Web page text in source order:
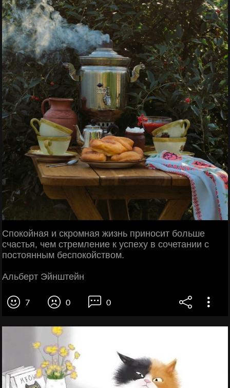
Спокойная и скромная жизнь приносит больше
счастья, чем стремление к успеху в сочетании с
постоянным беспокойством.
Альберт Эйнштейн
7 0 0